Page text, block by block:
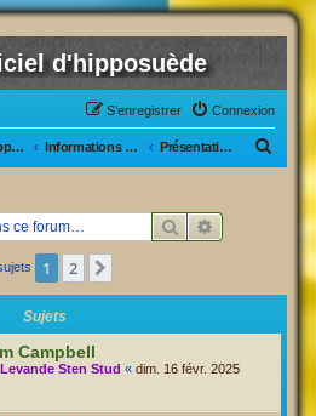
d'hipposuède
Connexion
S’enregistrer
Forum d'hipposuède Informations générales Présentations
r
RechercherRecherche
1 2
Sujets
Campbell
Levande Sten Stud « dim. 16 févr. 2025